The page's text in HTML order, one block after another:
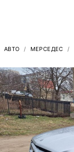
АВТО МЕРСЕДЕС